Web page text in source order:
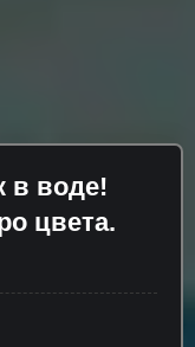
в воде!
цвета.